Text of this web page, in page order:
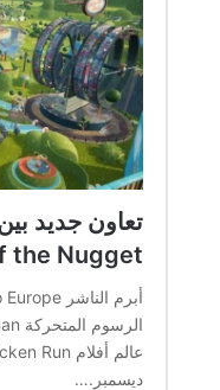
the Nugget
ديسمبر.…